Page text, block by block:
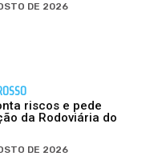
DE 2026
riscos e pede
da Rodoviária do
DE 2026